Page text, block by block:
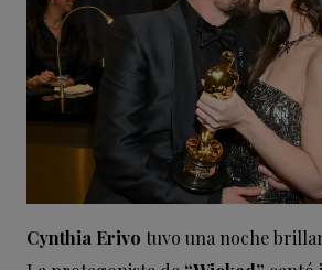
Cynthia Erivo tuvo una noche